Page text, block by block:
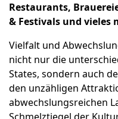
Restaurants,
& Festivals und vieles
Vielfalt und
nicht nur die
States, sondern auch
den unzähligen
abwechslungsreichen